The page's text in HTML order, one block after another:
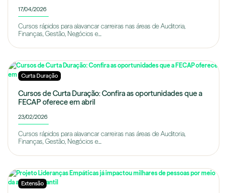
17/04/2026
Cursos rápidos para alavancar carreiras nas áreas de Auditoria,
Finanças, Gestão, Negócios e...
Curta Duração
Cursos de Curta Duração: Confira as oportunidades que a
FECAP oferece em abril
23/02/2026
Cursos rápidos para alavancar carreiras nas áreas de Auditoria,
Finanças, Gestão, Negócios e...
Extensão